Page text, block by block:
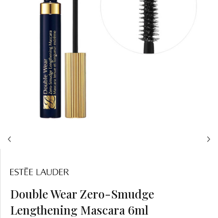
Double Wear Zero-Smudge
Lengthening Mascara 6ml